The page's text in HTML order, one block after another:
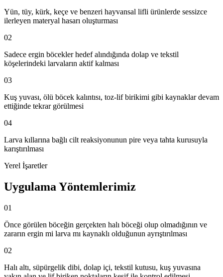
Yün, tüy, kürk, keçe ve benzeri hayvansal lifli ürünlerde sessizce
ilerleyen materyal hasarı oluşturması
02
Sadece ergin böcekler hedef alındığında dolap ve tekstil
köşelerindeki larvaların aktif kalması
03
Kuş yuvası, ölü böcek kalıntısı, toz-lif birikimi gibi kaynaklar devam
ettiğinde tekrar görülmesi
04
Larva kıllarına bağlı cilt reaksiyonunun pire veya tahta kurusuyla
karıştırılması
Yerel İşaretler
Uygulama Yöntemlerimiz
01
Önce görülen böceğin gerçekten halı böceği olup olmadığının ve
zararın ergin mi larva mı kaynaklı olduğunun ayrıştırılması
02
Halı altı, süpürgelik dibi, dolap içi, tekstil kutusu, kuş yuvasına